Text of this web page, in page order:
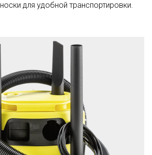
для удобной транспортировки.